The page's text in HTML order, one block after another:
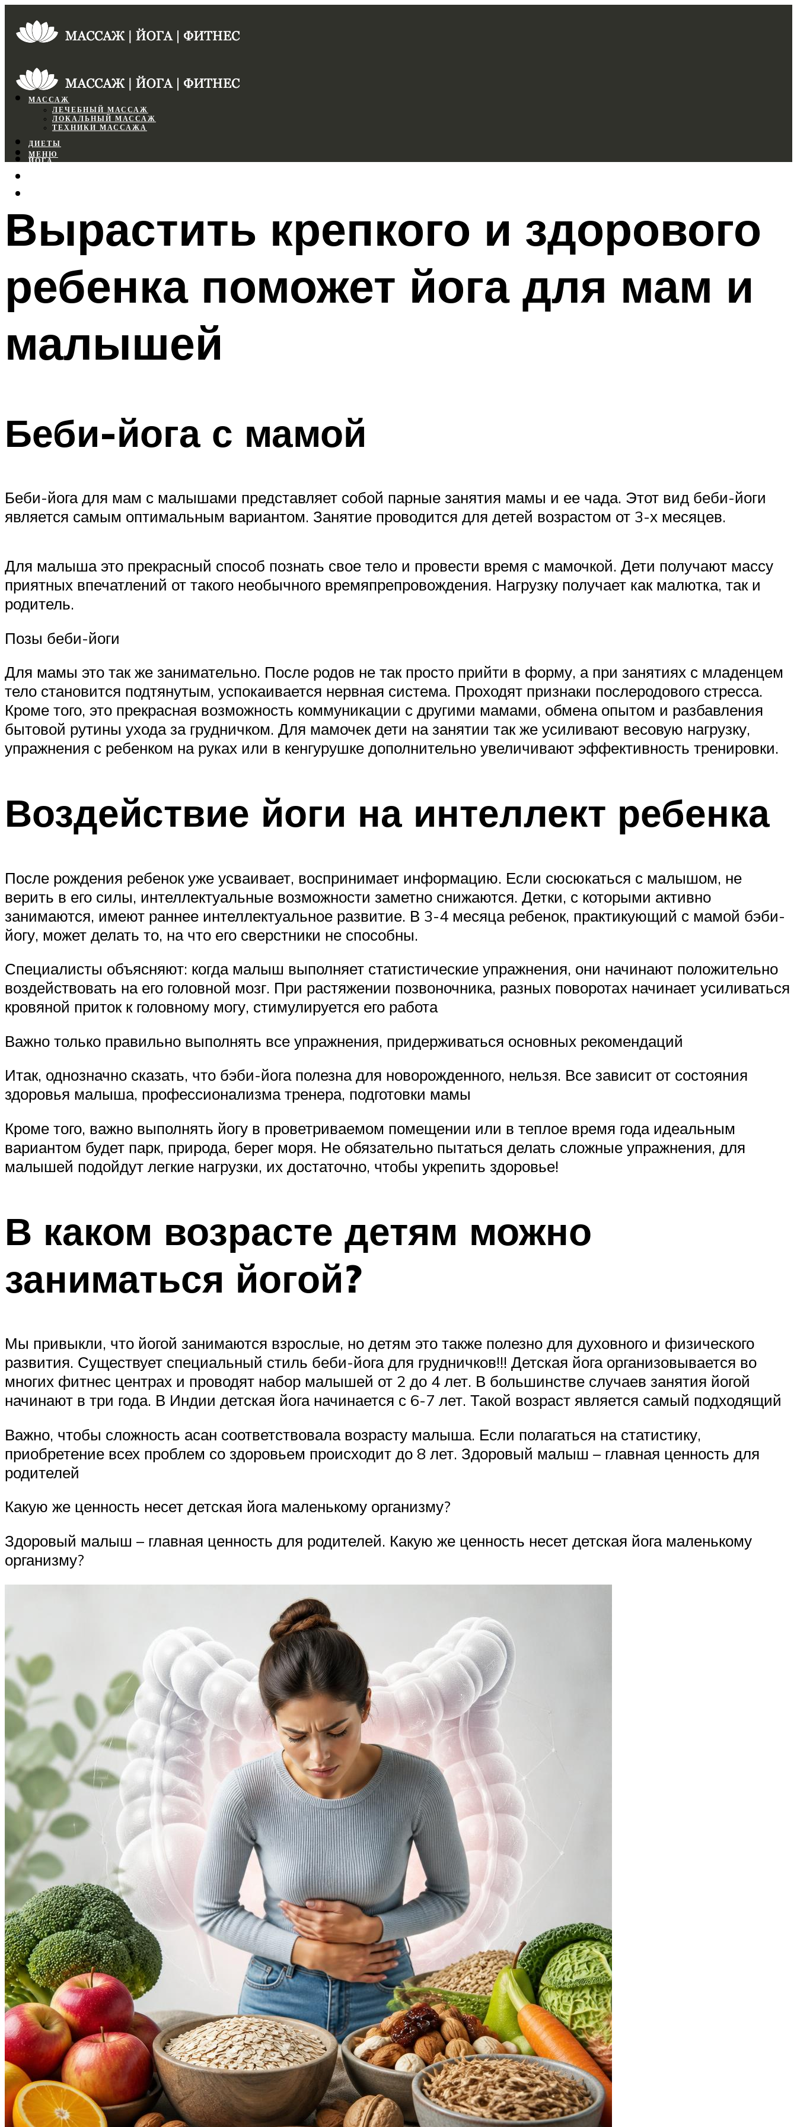
МАССАЖ
ЛЕЧЕБНЫЙ МАССАЖ
ЛОКАЛЬНЫЙ МАССАЖ
ТЕХНИКИ МАССАЖА
ДИЕТЫ
ЙОГА
МЕНЮ
МЕНЮ
Вырастить крепкого и здорового
ребенка поможет йога для мам и
малышей
Беби-йога с мамой
Беби-йога для мам с малышами представляет собой парные занятия мамы и ее чада. Этот вид беби-йоги
является самым оптимальным вариантом. Занятие проводится для детей возрастом от 3-х месяцев.
Для малыша это прекрасный способ познать свое тело и провести время с мамочкой. Дети получают массу
приятных впечатлений от такого необычного времяпрепровождения. Нагрузку получает как малютка, так и
родитель.
Позы беби-йоги
Для мамы это так же занимательно. После родов не так просто прийти в форму, а при занятиях с младенцем
тело становится подтянутым, успокаивается нервная система. Проходят признаки послеродового стресса.
Кроме того, это прекрасная возможность коммуникации с другими мамами, обмена опытом и разбавления
бытовой рутины ухода за грудничком. Для мамочек дети на занятии так же усиливают весовую нагрузку,
упражнения с ребенком на руках или в кенгурушке дополнительно увеличивают эффективность тренировки.
Воздействие йоги на интеллект ребенка
После рождения ребенок уже усваивает, воспринимает информацию. Если сюсюкаться с малышом, не
верить в его силы, интеллектуальные возможности заметно снижаются. Детки, с которыми активно
занимаются, имеют раннее интеллектуальное развитие. В 3-4 месяца ребенок, практикующий с мамой бэби-
йогу, может делать то, на что его сверстники не способны.
Специалисты объясняют: когда малыш выполняет статистические упражнения, они начинают положительно
воздействовать на его головной мозг. При растяжении позвоночника, разных поворотах начинает усиливаться
кровяной приток к головному могу, стимулируется его работа
Важно только правильно выполнять все упражнения, придерживаться основных рекомендаций
Итак, однозначно сказать, что бэби-йога полезна для новорожденного, нельзя. Все зависит от состояния
здоровья малыша, профессионализма тренера, подготовки мамы
Кроме того, важно выполнять йогу в проветриваемом помещении или в теплое время года идеальным
вариантом будет парк, природа, берег моря. Не обязательно пытаться делать сложные упражнения, для
малышей подойдут легкие нагрузки, их достаточно, чтобы укрепить здоровье!
В каком возрасте детям можно
заниматься йогой?
Мы привыкли, что йогой занимаются взрослые, но детям это также полезно для духовного и физического
развития. Существует специальный стиль беби-йога для грудничков!!! Детская йога организовывается во
многих фитнес центрах и проводят набор малышей от 2 до 4 лет. В большинстве случаев занятия йогой
начинают в три года. В Индии детская йога начинается с 6-7 лет. Такой возраст является самый подходящий
Важно, чтобы сложность асан соответствовала возрасту малыша. Если полагаться на статистику,
приобретение всех проблем со здоровьем происходит до 8 лет. Здоровый малыш – главная ценность для
родителей
Какую же ценность несет детская йога маленькому организму?
Здоровый малыш – главная ценность для родителей. Какую же ценность несет детская йога маленькому
организму?